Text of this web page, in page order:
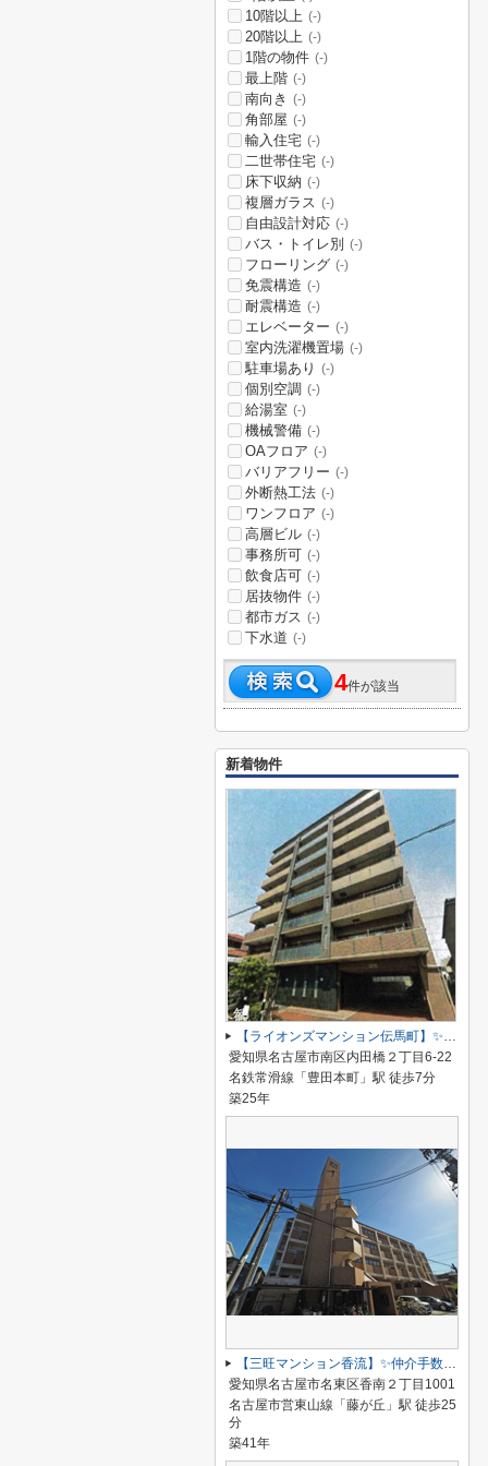
10階以上 (-)
20階以上 (-)
1階の物件 (-)
最上階 (-)
南向き (-)
角部屋 (-)
輸入住宅 (-)
二世帯住宅 (-)
床下収納 (-)
複層ガラス (-)
自由設計対応 (-)
バス・トイレ別 (-)
フローリング (-)
免震構造 (-)
耐震構造 (-)
エレベーター (-)
室内洗濯機置場 (-)
駐車場あり (-)
個別空調 (-)
給湯室 (-)
機械警備 (-)
OAフロア (-)
バリアフリー (-)
外断熱工法 (-)
ワンフロア (-)
高層ビル (-)
事務所可 (-)
飲食店可 (-)
居抜物件 (-)
都市ガス (-)
下水道 (-)
4件が該当
新着物件
【ライオンズマンション伝馬町】✨️仲介手数料無料✨️明治小学校・明豊中学校
愛知県名古屋市南区内田橋２丁目6-22
名鉄常滑線「豊田本町」駅 徒歩7分
築25年
【三旺マンション香流】✨️仲介手数料無料✨️引山小学校・香流中学校
愛知県名古屋市名東区香南２丁目1001
名古屋市営東山線「藤が丘」駅 徒歩25
分
築41年